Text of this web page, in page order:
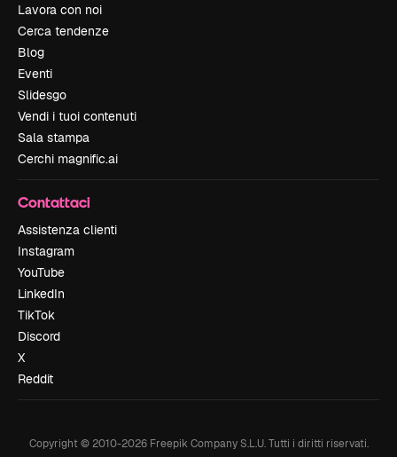
Lavora con noi
Cerca tendenze
Blog
Eventi
Slidesgo
Vendi i tuoi contenuti
Sala stampa
Cerchi magnific.ai
Contattaci
Assistenza clienti
Instagram
YouTube
LinkedIn
TikTok
Discord
X
Reddit
Copyright © 2010-2026Freepik Company S.L.U. Tutti i diritti riservati.